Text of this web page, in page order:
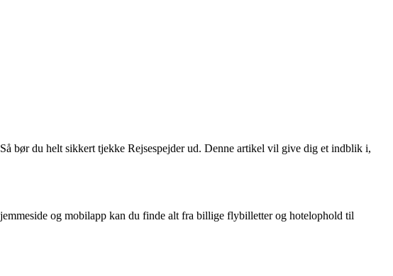
bør du helt sikkert tjekke Rejsespejder ud. Denne artikel vil give dig et indblik i,
og mobilapp kan du finde alt fra billige flybilletter og hotelophold til